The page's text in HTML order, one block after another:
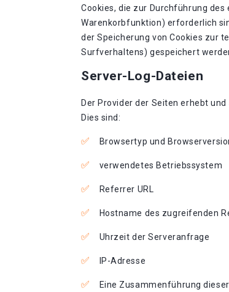
Cookies, die zur Durchführung
Warenkorbfunktion) erforderlich
der Speicherung von Cookies zur
Surfverhaltens) gespeichert
Server-Log-Dateien
Der Provider der Seiten erhebt
Dies sind:
Browsertyp und
verwendetes Betriebssystem
Referrer URL
Hostname des zugreifenden
Uhrzeit der Serveranfrage
IP-Adresse
Eine Zusammenführung